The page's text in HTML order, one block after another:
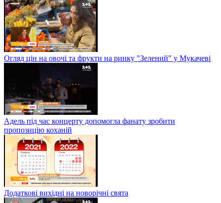
Огляд цін на овочі та фрукти на ринку "Зелений" у Мукачеві
Адель під час концерту допомогла фанату зробити
пропозицію коханій
Додаткові вихідні на новорічні свята